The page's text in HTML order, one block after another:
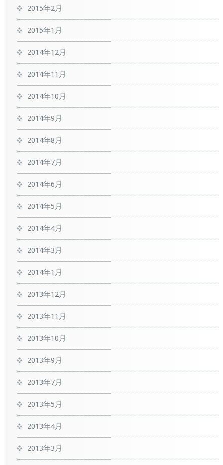
2015年2月
2015年1月
2014年12月
2014年11月
2014年10月
2014年9月
2014年8月
2014年7月
2014年6月
2014年5月
2014年4月
2014年3月
2014年1月
2013年12月
2013年11月
2013年10月
2013年9月
2013年7月
2013年5月
2013年4月
2013年3月